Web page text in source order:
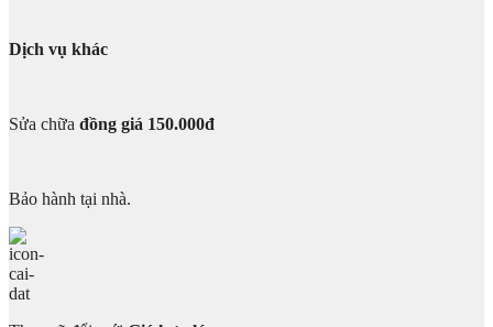
Dịch vụ khác
Sửa chữa đồng giá 150.000đ
Bảo hành tại nhà.